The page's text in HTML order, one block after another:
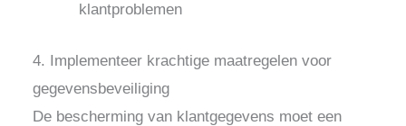
klantproblemen
4. Implementeer krachtige maatregelen voor
gegevensbeveiliging
De bescherming van klantgegevens moet een